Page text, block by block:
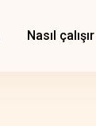
Nasıl çalışır